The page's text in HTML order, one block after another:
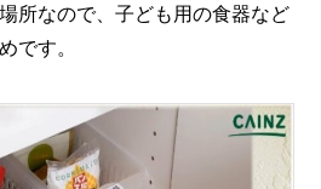
所なので、子ども用の食器など
です。